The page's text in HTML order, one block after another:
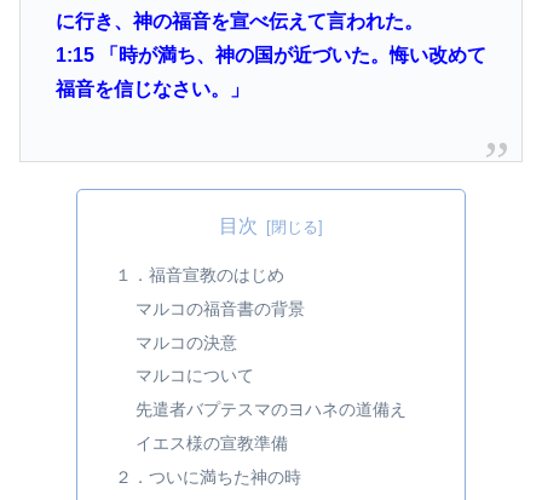
に行き、神の福音を宣べ伝えて言われた。
1:15
「時が満ち、神の国が近づいた。悔い改めて
福音を信じなさい。」
目次
１．福音宣教のはじめ
マルコの福音書の背景
マルコの決意
マルコについて
先遣者バプテスマのヨハネの道備え
イエス様の宣教準備
２．ついに満ちた神の時